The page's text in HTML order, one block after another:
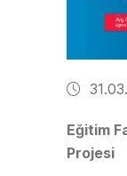
Eğitim
Projesi